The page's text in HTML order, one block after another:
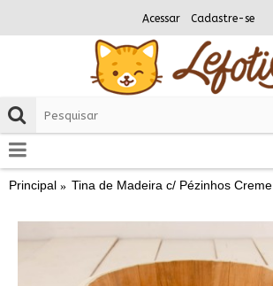
Acessar Cadastre-se
Principal Tina de Madeira c/ Pézinhos Creme